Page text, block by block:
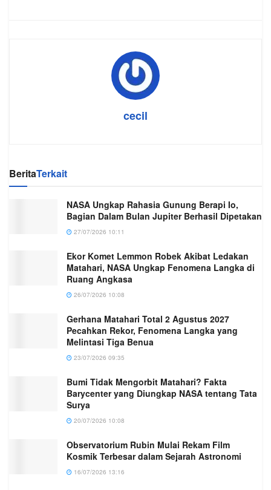
cecil
BeritaTerkait
NASA Ungkap Rahasia Gunung Berapi Io,
Bagian Dalam Bulan Jupiter Berhasil Dipetakan
27/07/2026 10:11
Ekor Komet Lemmon Robek Akibat Ledakan
Matahari, NASA Ungkap Fenomena Langka di
Ruang Angkasa
26/07/2026 10:08
Gerhana Matahari Total 2 Agustus 2027
Pecahkan Rekor, Fenomena Langka yang
Melintasi Tiga Benua
23/07/2026 09:35
Bumi Tidak Mengorbit Matahari? Fakta
Barycenter yang Diungkap NASA tentang Tata
Surya
20/07/2026 10:08
Observatorium Rubin Mulai Rekam Film
Kosmik Terbesar dalam Sejarah Astronomi
16/07/2026 13:16